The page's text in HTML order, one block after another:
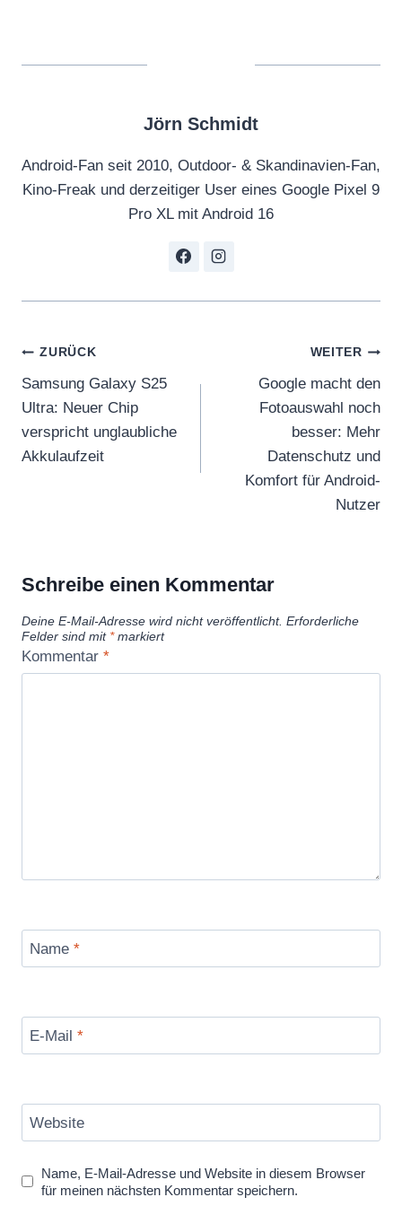
Jörn Schmidt
Android-Fan seit 2010, Outdoor- & Skandinavien-Fan,
Kino-Freak und derzeitiger User eines Google Pixel 9
Pro XL mit Android 16
Beitragsnavigation
ZURÜCK
Samsung Galaxy S25
Ultra: Neuer Chip
verspricht unglaubliche
Akkulaufzeit
WEITER
Google macht den
Fotoauswahl noch
besser: Mehr
Datenschutz und
Komfort für Android-
Nutzer
Schreibe einen Kommentar
Deine E-Mail-Adresse wird nicht veröffentlicht. Erforderliche
Felder sind mit *markiert
Kommentar *
Name *
E-Mail *
Website
Name, E-Mail-Adresse und Website in diesem Browser
für meinen nächsten Kommentar speichern.